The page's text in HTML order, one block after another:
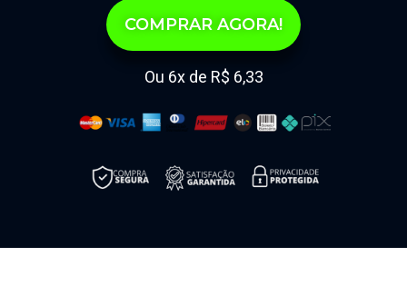
COMPRAR AGORA!
Ou 6x de R$ 6,33